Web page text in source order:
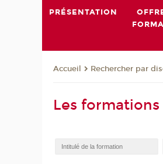
PRÉSENTATION
Accueil Rechercher par
Les